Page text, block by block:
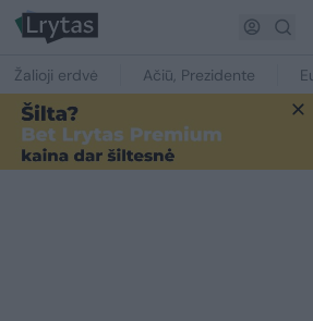
Žalioji erdvė Ačiū, Prezidente